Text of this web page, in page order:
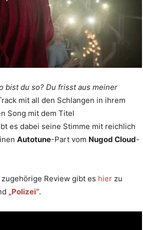
bist du so? Du frisst aus meiner
mit all den Schlangen in ihrem
Song mit dem Titel
es dabei seine Stimme mit reichlich
Autotune-Part vom Nugod Cloud-
zugehörige Review gibt es hier zu
„Polizei“.